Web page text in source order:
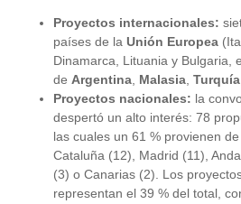
Proyectos internacionales:
países de la Unión Europea
Dinamarca, Lituania y Bulgaria,
de Argentina, Malasia, Turquía,
Proyectos nacionales: la
despertó un alto interés: 78
las cuales un 61 % provienen
Cataluña (12), Madrid (11),
(3) o Canarias (2). Los
representan el 39 % del total,